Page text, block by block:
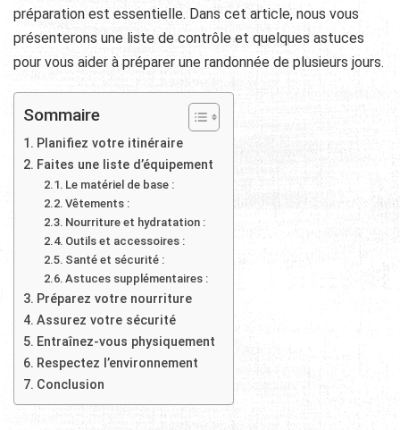
préparation est essentielle. Dans cet article, nous vous
présenterons une liste de contrôle et quelques astuces
pour vous aider à préparer une randonnée de plusieurs jours.
Sommaire
Planifiez votre itinéraire
Faites une liste d’équipement
Le matériel de base :
Vêtements :
Nourriture et hydratation :
Outils et accessoires :
Santé et sécurité :
Astuces supplémentaires :
Préparez votre nourriture
Assurez votre sécurité
Entraînez-vous physiquement
Respectez l’environnement
Conclusion